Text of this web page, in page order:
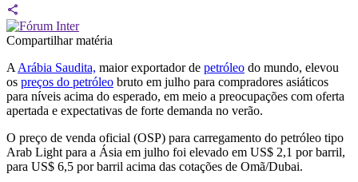
Compartilhar matéria
A Arábia Saudita, maior exportador de petróleo do mundo, elevou
os preços do petróleo bruto em julho para compradores asiáticos
para níveis acima do esperado, em meio a preocupações com oferta
apertada e expectativas de forte demanda no verão.
O preço de venda oficial (OSP) para carregamento do petróleo tipo
Arab Light para a Ásia em julho foi elevado em US$ 2,1 por barril,
para US$ 6,5 por barril acima das cotações de Omã/Dubai.